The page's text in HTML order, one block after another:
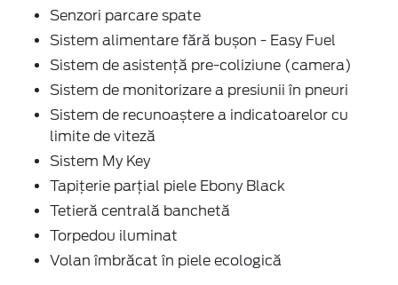
Senzori parcare spate
Sistem alimentare fără bușon - Easy Fuel
Sistem de asistenţă pre-coliziune (camera)
Sistem de monitorizare a presiunii în pneuri
Sistem de recunoaștere a indicatoarelor cu
limite de viteză
Sistem My Key
Tapițerie parţial piele Ebony Black
Tetieră centrală banchetă
Torpedou iluminat
Volan îmbrăcat în piele ecologică